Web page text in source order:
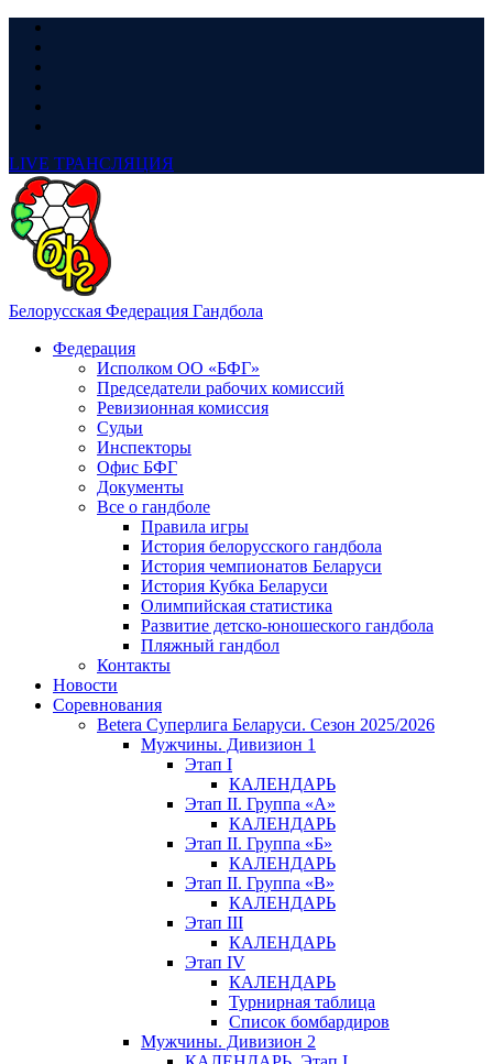
LIVE ТРАНСЛЯЦИЯ
Белорусская Федерация Гандбола
Федерация
Исполком ОО «БФГ»
Председатели рабочих комиссий
Ревизионная комиссия
Судьи
Инспекторы
Офис БФГ
Документы
Все о гандболе
Правила игры
История белорусского гандбола
История чемпионатов Беларуси
История Кубка Беларуси
Олимпийская статистика
Развитие детско-юношеского гандбола
Пляжный гандбол
Контакты
Новости
Соревнования
Betera Суперлига Беларуси. Сезон 2025/2026
Мужчины. Дивизион 1
Этап I
КАЛЕНДАРЬ
Этап II. Группа «А»
КАЛЕНДАРЬ
Этап II. Группа «Б»
КАЛЕНДАРЬ
Этап II. Группа «В»
КАЛЕНДАРЬ
Этап III
КАЛЕНДАРЬ
Этап IV
КАЛЕНДАРЬ
Турнирная таблица
Список бомбардиров
Мужчины. Дивизион 2